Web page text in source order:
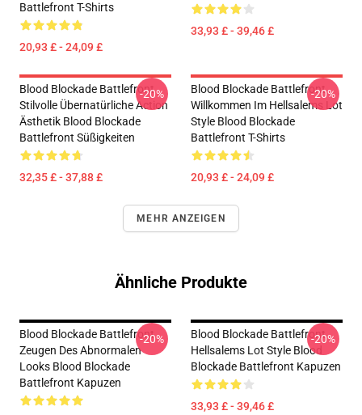
Battlefront T-Shirts
20,93 £ - 24,09 £
33,93 £ - 39,46 £
Blood Blockade Battlefront
Stilvolle Übernatürliche Action
Ästhetik Blood Blockade
Battlefront Süßigkeiten
32,35 £ - 37,88 £
-20%
Blood Blockade Battlefront
Willkommen Im Hellsalems Lot
Style Blood Blockade
Battlefront T-Shirts
20,93 £ - 24,09 £
-20%
MEHR ANZEIGEN
Ähnliche Produkte
Blood Blockade Battlefront
Zeugen Des Abnormalen
Looks Blood Blockade
Battlefront Kapuzen
-20%
Blood Blockade Battlefront
Hellsalems Lot Style Blood
Blockade Battlefront Kapuzen
33,93 £ - 39,46 £
-20%